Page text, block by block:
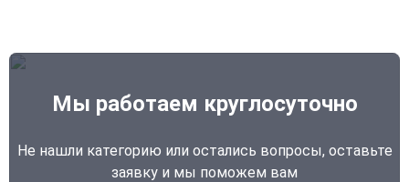
Мы работаем круглосуточно
Не нашли категорию или остались вопросы, оставьте
заявку и мы поможем вам